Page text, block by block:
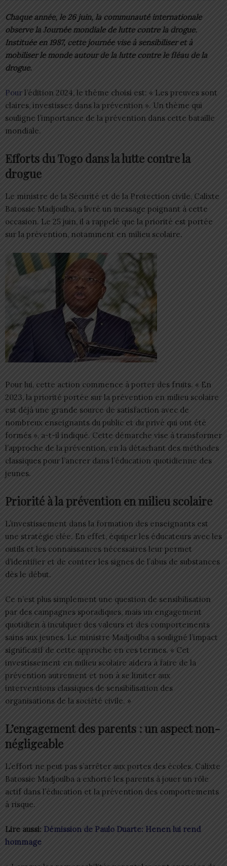
Chaque année, le 26 juin, la communauté internationale
observe la Journée mondiale de lutte contre la drogue.
Instituée en 1987, cette journée vise à sensibiliser et à
mobiliser le monde autour de la lutte contre le fléau de la
drogue.
Pour l’édition 2024, le thème choisi est: « Les preuves sont
claires, investissez dans la prévention ». Un thème qui
souligne l’importance de la prévention dans cette bataille
mondiale.
Efforts du Togo dans la lutte contre la
drogue
Le ministre de la Sécurité et de la Protection civile, Calixte
Batossie Madjoulba, a livré un message poignant à cette
occasion. Le 25 juin, il a rappelé que la priorité est portée
sur la prévention, notamment en milieu scolaire.
Pour lui, cette action commence à porter des fruits. « En
2023, la priorité portée sur la prévention en milieu scolaire
est déjà une grande source de satisfaction avec de
nombreux enseignants du public et du privé qui ont été
formés », a-t-il indiqué. Cette démarche vise à transformer
l’approche de la prévention, en la détachant des méthodes
classiques pour l’ancrer dans l’éducation quotidienne des
jeunes.
Priorité à la prévention en milieu scolaire
L’investissement dans la formation des enseignants est
une stratégie clée. En effet, équiper les éducateurs avec les
outils et les connaissances nécessaires leur permet
d’identifier et de contrer les signes de l’abus de substances
dès le début.
Ce n’est plus simplement une question de sensibilisation
par des campagnes sporadiques, mais un engagement
quotidien à inculquer des valeurs et des comportements
sains aux jeunes. Le ministre Madjoulba a souligné l’impact
significatif de cette approche en ces termes. « Cet
investissement en milieu scolaire aidera à faire de la
prévention autrement et non à se limiter aux
interventions classiques de sensibilisation des
organisations de la société civile. »
L’engagement des parents : un aspect non-
négligeable
L’effort ne peut pas s’arrêter aux portes des écoles. Calixte
Batossie Madjoulba a exhorté les parents à jouer un rôle
actif dans l’éducation et la prévention des comportements
à risque.
Lire aussi: Démission de Paulo Duarte: Henen lui rend
hommage